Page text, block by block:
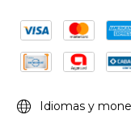
Idiomas y